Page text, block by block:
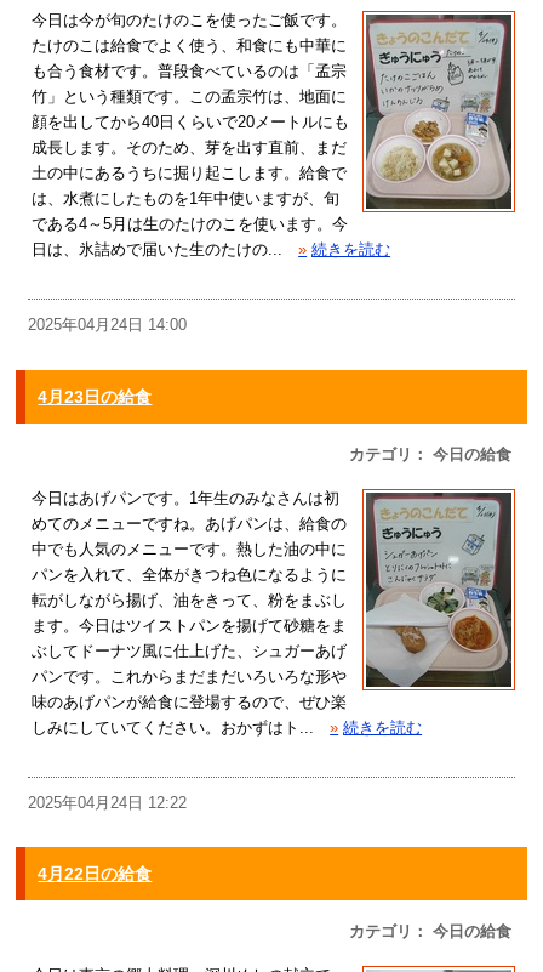
今日は今が旬のたけのこを使ったご飯です。
たけのこは給食でよく使う、和食にも中華に
も合う食材です。普段食べているのは「孟宗
竹」という種類です。この孟宗竹は、地面に
顔を出してから40日くらいで20メートルにも
成長します。そのため、芽を出す直前、まだ
土の中にあるうちに掘り起こします。給食で
は、水煮にしたものを1年中使いますが、旬
である4～5月は生のたけのこを使います。今
日は、氷詰めで届いた生のたけの...
» 続きを読む
2025年04月24日 14:00
4月23日の給食
カテゴリ： 今日の給食
今日はあげパンです。1年生のみなさんは初
めてのメニューですね。あげパンは、給食の
中でも人気のメニューです。熱した油の中に
パンを入れて、全体がきつね色になるように
転がしながら揚げ、油をきって、粉をまぶし
ます。今日はツイストパンを揚げて砂糖をま
ぶしてドーナツ風に仕上げた、シュガーあげ
パンです。これからまだまだいろいろな形や
味のあげパンが給食に登場するので、ぜひ楽
しみにしていてください。おかずはト...
» 続きを読む
2025年04月24日 12:22
4月22日の給食
カテゴリ： 今日の給食